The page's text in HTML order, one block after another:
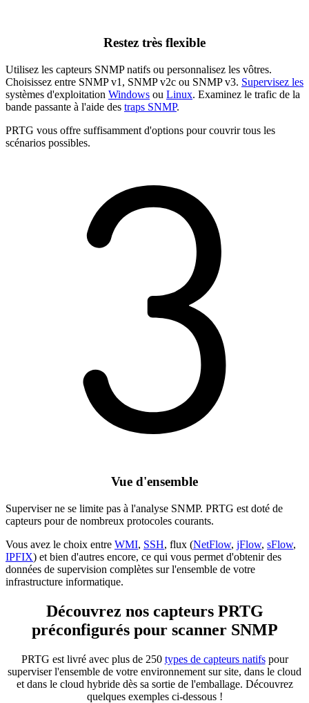
Restez très flexible
Utilisez les capteurs SNMP natifs ou personnalisez les vôtres.
Choisissez entre SNMP v1, SNMP v2c ou SNMP v3. Supervisez les
systèmes d'exploitation Windows ou Linux. Examinez le trafic de la
bande passante à l'aide des traps SNMP.
PRTG vous offre suffisamment d'options pour couvrir tous les
scénarios possibles.
Vue d'ensemble
Superviser ne se limite pas à l'analyse SNMP. PRTG est doté de
capteurs pour de nombreux protocoles courants.
Vous avez le choix entre WMI, SSH, flux (NetFlow, jFlow, sFlow,
IPFIX) et bien d'autres encore, ce qui vous permet d'obtenir des
données de supervision complètes sur l'ensemble de votre
infrastructure informatique.
Découvrez nos capteurs PRTG
préconfigurés pour scanner SNMP
PRTG est livré avec plus de 250 types de capteurs natifspour
superviser l'ensemble de votre environnement sur site, dans le cloud
et dans le cloud hybride dès sa sortie de l'emballage. Découvrez
quelques exemples ci-dessous !